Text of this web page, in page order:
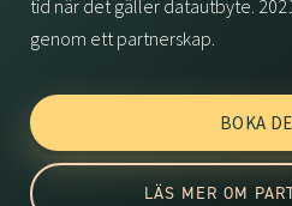
tid när det gäller datautbyte.
genom ett partnerskap.
BOKA
LÄS MER OM